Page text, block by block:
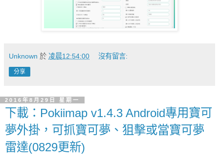
Unknown 於 凌晨12:54:00 沒有留言:
分享
2016年8月29日 星期一
下載：Pokiimap v1.4.3 Android專用寶可
夢外掛，可抓寶可夢、狙擊或當寶可夢
雷達(0829更新)